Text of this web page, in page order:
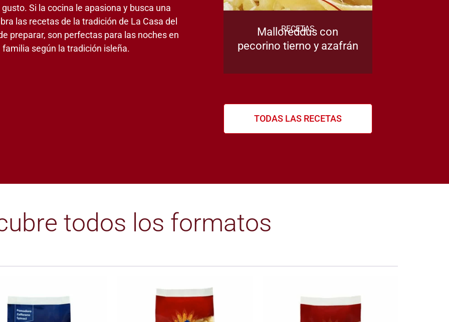
Si la cocina le apasiona y busca una
las recetas de la tradición de La Casa del
preparar, son perfectas para las noches en
según la tradición isleña.
RECETAS
Malloreddus con
pecorino tierno y azafrán
TODAS LAS RECETAS
todos los formatos